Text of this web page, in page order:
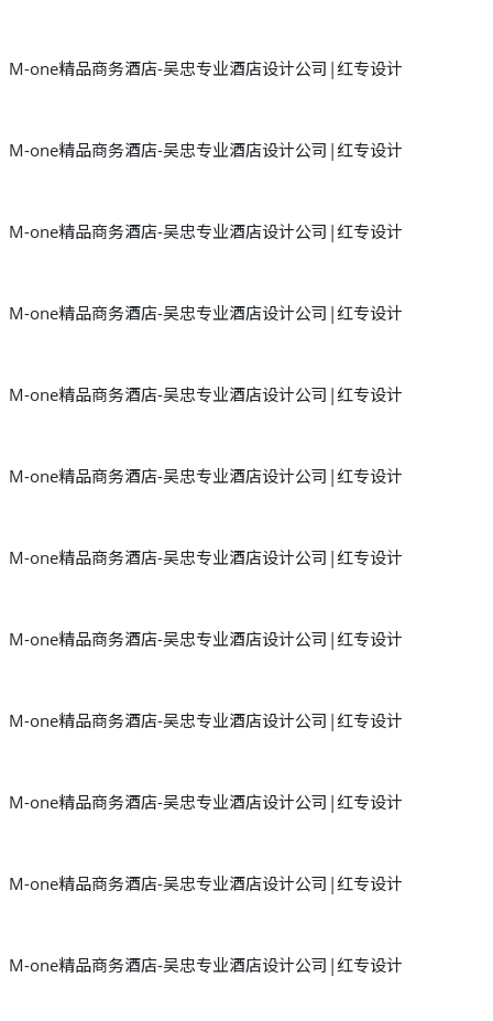
M-one精品商务酒店-吴忠专业酒店设计公司|红专设计
M-one精品商务酒店-吴忠专业酒店设计公司|红专设计
M-one精品商务酒店-吴忠专业酒店设计公司|红专设计
M-one精品商务酒店-吴忠专业酒店设计公司|红专设计
M-one精品商务酒店-吴忠专业酒店设计公司|红专设计
M-one精品商务酒店-吴忠专业酒店设计公司|红专设计
M-one精品商务酒店-吴忠专业酒店设计公司|红专设计
M-one精品商务酒店-吴忠专业酒店设计公司|红专设计
M-one精品商务酒店-吴忠专业酒店设计公司|红专设计
M-one精品商务酒店-吴忠专业酒店设计公司|红专设计
M-one精品商务酒店-吴忠专业酒店设计公司|红专设计
M-one精品商务酒店-吴忠专业酒店设计公司|红专设计